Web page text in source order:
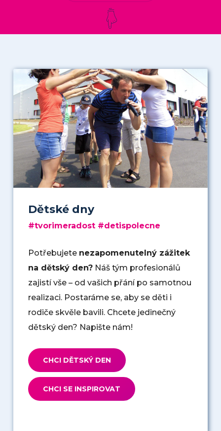
Dětské dny
#tvorimeradost #detispolecne
Potřebujete nezapomenutelný zážitek
na dětský den?Náš tým profesionálů
zajistí vše – od vašich přání po samotnou
realizaci. Postaráme se, aby se děti i
rodiče skvěle bavili. Chcete jedinečný
dětský den? Napište nám!
CHCI DĚTSKÝ DEN
CHCI SE INSPIROVAT